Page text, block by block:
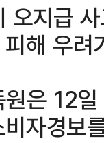
오지급
해 우려
은 12
자경보